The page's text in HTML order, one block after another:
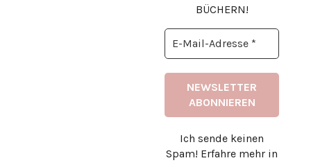
BÜCHERN!
Ich sende keinen
Spam! Erfahre mehr in